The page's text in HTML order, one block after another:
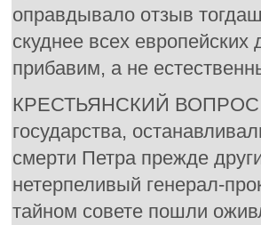
оправдывало отзыв
скуднее всех
прибавим, а не
КРЕСТЬЯНСКИЙ ВОПРОС.
государства,
смерти Петра прежде
нетерпеливый генерал-
тайном совете пошли